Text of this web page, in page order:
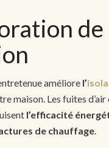
de
améliore l’
maison. Les fuites
l’efficacité
de chauffage